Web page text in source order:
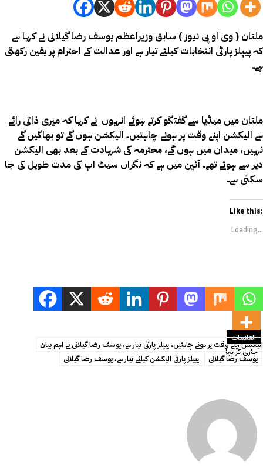
ملتان ( وی او پی نیوز ) سابق وزیراعظم یوسف رضا گیلانی نے کہا ہے
کہ پیپلز پارٹی انتخابات کیلئے تیار ہے اور عدالت کے احترام پر یقین رکھتی
ہے۔
ملتان میں میڈیا سے گفتگو کرتے ہوئے انہوں نے کہا کہ میری ذاتی رائے
ہے الیکشن اپنے وقت پر ہونے چاہئیں۔ الیکشن ہوں گے تو بھاگیں گے
نہیں، میدان میں ہوں گے، محترمہ کی شہادت کے بعد بھی الیکشن
دیر سے ہوئے تھے۔ آئین میں ہے کہ نگراں سیٹ اپ کی مدت طویل کی جا
سکتی ہے۔
Like this:
Loading...
العلامات
الیکشن اپنے وقت پر ہونے چاہئیں، پیپلز پارٹی تیار ہے، یوسف رضا گیلانی نے اہم بیان
جاری کر دیا
پیپلز پارٹی الیکشن کیلئے تیار ہے، یوسف رضا گیلانی یوسف رضا گیلانی